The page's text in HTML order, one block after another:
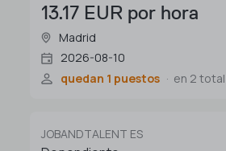
13.17 EUR por hora
Madrid
2026-08-10
quedan 1 puestos
en 2 total
JOBANDTALENT ES